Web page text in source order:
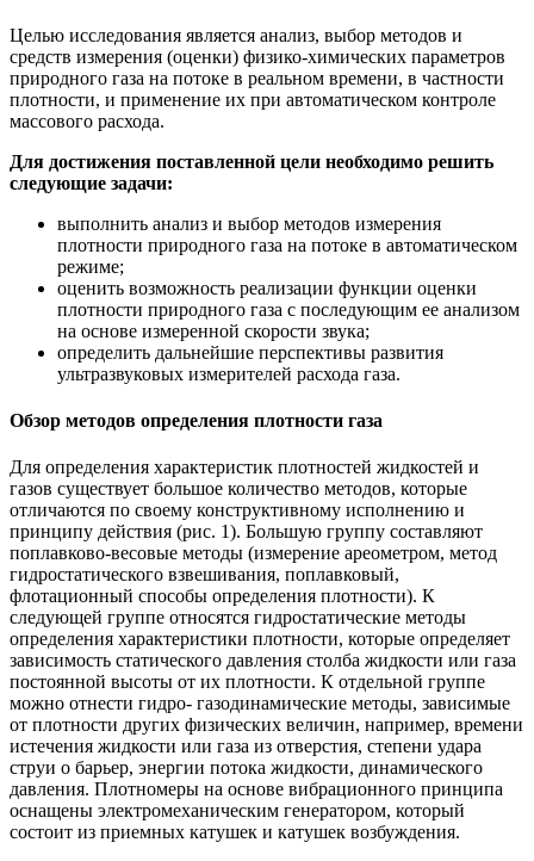
Целью исследования является анализ, выбор методов и
средств измерения (оценки) физико-химических параметров
природного газа на потоке в реальном времени, в частности
плотности, и применение их при автоматическом контроле
массового расхода.
Для достижения поставленной цели необходимо решить
следующие задачи:
выполнить анализ и выбор методов измерения
плотности природного газа на потоке в автоматическом
режиме;
оценить возможность реализации функции оценки
плотности природного газа с последующим ее анализом
на основе измеренной скорости звука;
определить дальнейшие перспективы развития
ультразвуковых измерителей расхода газа.
Обзор методов определения плотности газа
Для определения характеристик плотностей жидкостей и
газов существует большое количество методов, которые
отличаются по своему конструктивному исполнению и
принципу действия (рис. 1). Большую группу составляют
поплавково-весовые методы (измерение ареометром, метод
гидростатического взвешивания, поплавковый,
флотационный способы определения плотности). К
следующей группе относятся гидростатические методы
определения характеристики плотности, которые определяет
зависимость статического давления столба жидкости или газа
постоянной высоты от их плотности. К отдельной группе
можно отнести гидро- газодинамические методы, зависимые
от плотности других физических величин, например, времени
истечения жидкости или газа из отверстия, степени удара
струи о барьер, энергии потока жидкости, динамического
давления. Плотномеры на основе вибрационного принципа
оснащены электромеханическим генератором, который
состоит из приемных катушек и катушек возбуждения.